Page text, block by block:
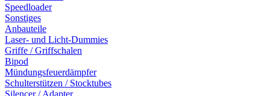
Speedloader
Sonstiges
Anbauteile
Laser- und Licht-Dummies
Griffe / Griffschalen
Bipod
Mündungsfeuerdämpfer
Schulterstützen / Stocktubes
Silencer / Adapter